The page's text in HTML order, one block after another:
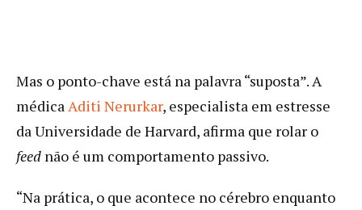
Mas o ponto-chave está na palavra “suposta”. A
médicaAditi Nerurkar, especialista em estresse
da Universidade de Harvard, afirma que rolar o
feed não é um comportamento passivo.
“Na prática, o que acontece no cérebro enquanto